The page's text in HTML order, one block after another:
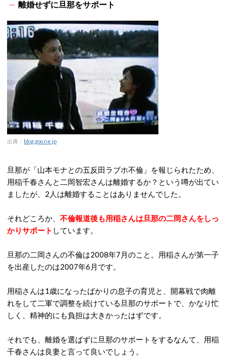
離婚せずに旦那をサポート
出典： blog.goo.ne.jp
旦那が「山本モナとの五反田ラブホ不倫」を報じられたため、
用稲千春さんと二岡智宏さんは離婚するか？という噂が出てい
ましたが、2人は離婚することはありませんでした。
それどころか、 不倫報道後も用稲さんは旦那の二岡さんをしっ
かりサポート しています。
旦那の二岡さんの不倫は2008年7月のこと。用稲さんが第一子
を出産したのは2007年6月です。
用稲さんは1歳になったばかりの息子の育児と、開幕戦で肉離
れをして二軍で調整を続けている旦那のサポートで、かなり忙
しく、精神的にも負担は大きかったはずです。
それでも、離婚を選ばずに旦那のサポートをするなんて、用稲
千春さんは良妻と言って良いでしょう。